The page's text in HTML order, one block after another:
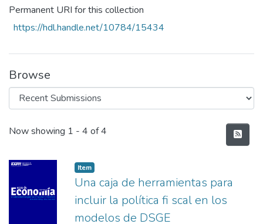
Permanent URI for this collection
https://hdl.handle.net/10784/15434
Browse
Recent Submissions
Now showing 1 - 4 of 4
Item
Una caja de herramientas para
incluir la política fi scal en los
modelos de DSGE